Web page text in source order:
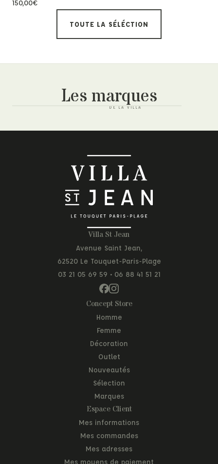
150,00€
TOUTE LA SÉLÉCTION
Les marques
Villa St Jean
Avenue Saint Jean,
62520 Le Touquet-Paris-Plage
03 21 05 69 59 • 06 88 41 51 21
Concept Store
Homme
Femme
Décoration
Outlet
Nouveautés
Sélection
Marques
Espace Client
Mes informations
Mes commandes
Mes adresses
Mes moyens de paiement